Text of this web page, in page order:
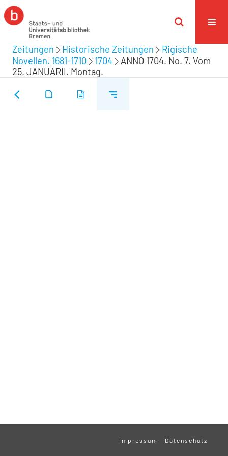
Zeitungen Historische Zeitungen
Rigische
Novellen. 1681-1710
1704
ANNO 1704. No. 7. Vom
25. JANUARII. Montag.
Impressum Datenschutz